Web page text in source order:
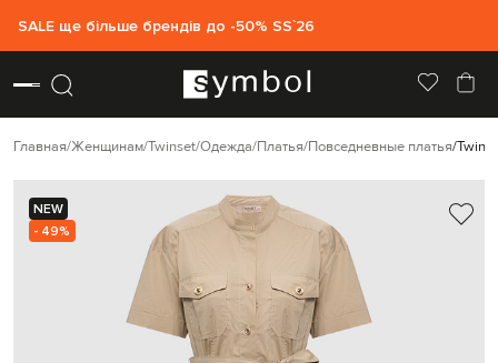
SALE ще більше брендів до -50% SS`26
Главная Женщинам Twinset Одежда Платья Повседневные платья
NEW
- 49%